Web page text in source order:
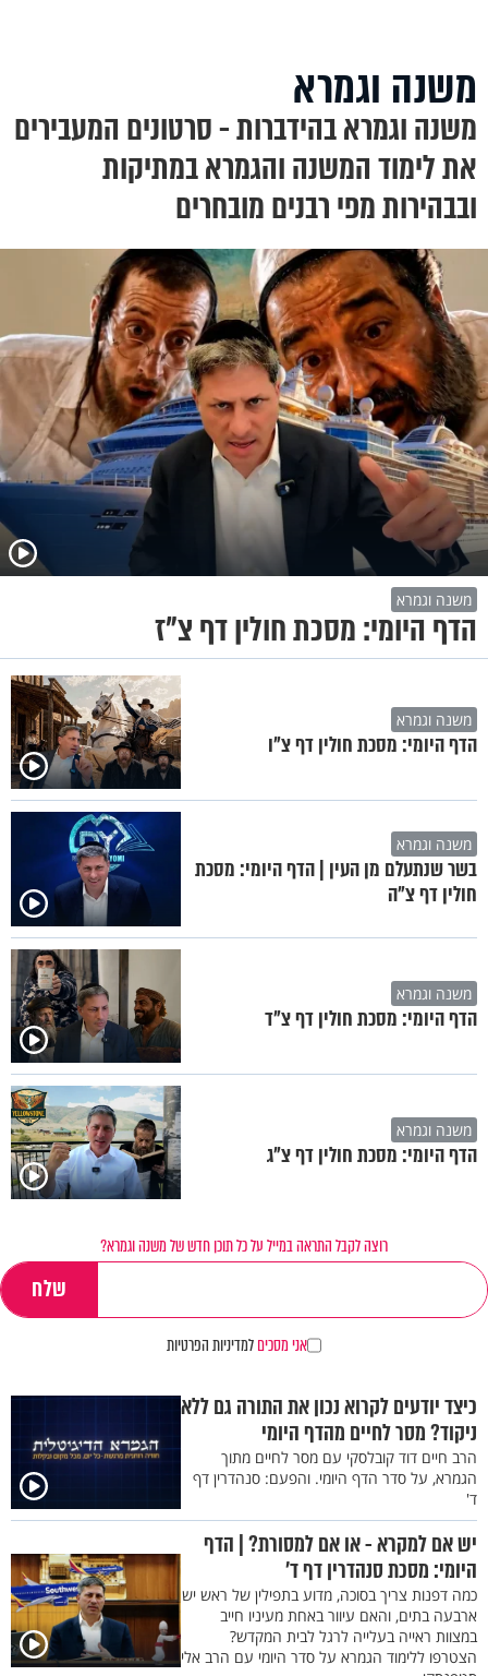
משנה וגמרא
משנה וגמרא בהידברות - סרטונים המעבירים
את לימוד המשנה והגמרא במתיקות
ובבהירות מפי רבנים מובחרים
משנה וגמרא
הדף היומי: מסכת חולין דף צ"ז
משנה וגמרא
הדף היומי: מסכת חולין דף צ"ו
משנה וגמרא
בשר שנתעלם מן העין | הדף היומי: מסכת
חולין דף צ"ה
משנה וגמרא
הדף היומי: מסכת חולין דף צ"ד
משנה וגמרא
הדף היומי: מסכת חולין דף צ"ג
רוצה לקבל התראה במייל על כל תוכן חדש של משנה וגמרא?
אני מסכיםלמדיניות הפרטיות
כיצד יודעים לקרוא נכון את התורה גם ללא
ניקוד? מסר לחיים מהדף היומי
הרב חיים דוד קובלסקי עם מסר לחיים מתוך
הגמרא, על סדר הדף היומי. והפעם: סנהדרין דף
ד'
יש אם למקרא - או אם למסורת? | הדף
היומי: מסכת סנהדרין דף ד'
כמה דפנות צריך בסוכה, מדוע בתפילין של ראש יש
ארבעה בתים, והאם עיוור באחת מעיניו חייב
במצוות ראייה בעלייה לרגל לבית המקדש?
הצטרפו ללימוד הגמרא על סדר היומי עם הרב אלי